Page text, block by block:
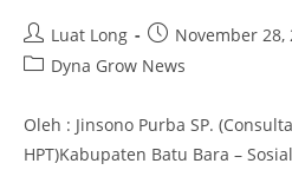
Luat Long
November 28,
Dyna Grow News
Oleh : Jinsono Purba SP.
HPT)Kabupaten Batu Bara –